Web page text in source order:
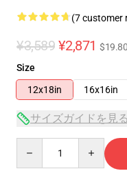
(7 customer
¥3,589 ¥2,871 $19.80
Size
12x18in
16x16in
サイズガイドを見る